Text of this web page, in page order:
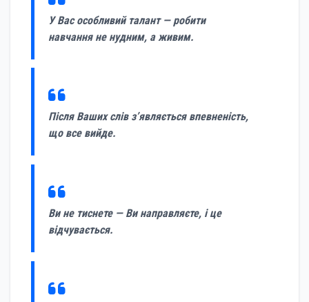
У Вас особливий талант — робити
навчання не нудним, а живим.
Після Ваших слів з’являється впевненість,
що все вийде.
Ви не тиснете — Ви направляєте, і це
відчувається.